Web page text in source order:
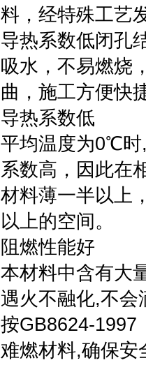
料，经特殊工艺
导热系数低闭孔
吸水，不易燃烧
曲，施工方便快
导热系数低
平均温度为0℃时
系数高，因此在
材料薄一半以上
以上的空间。
阻燃性能好
本材料中含有大
遇火不融化,不会
按GB8624-1997
难燃材料,确保安